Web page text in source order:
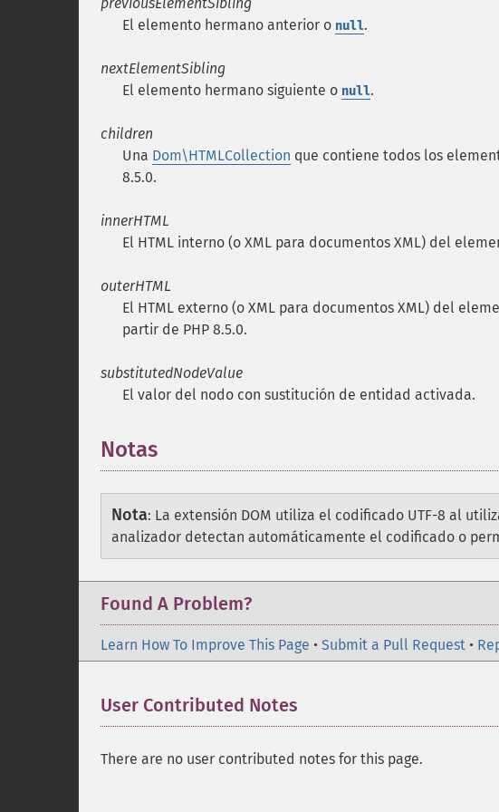
El elemento hermano anterior o null.
nextElementSibling
El elemento hermano siguiente o null.
children
Una Dom\HTMLCollection que contiene todos los
8.5.0.
innerHTML
El HTML interno (o XML para documentos XML) del
outerHTML
El HTML externo (o XML para documentos XML) del
partir de PHP 8.5.0.
substitutedNodeValue
El valor del nodo con sustitución de entidad activada.
Notas
Nota: La extensión DOM utiliza el codificado UTF-8 al
analizador detectan automáticamente el codificado o
Found A Problem?
Learn How To Improve This Page • Submit a Pull Request •
User Contributed Notes
There are no user contributed notes for this page.